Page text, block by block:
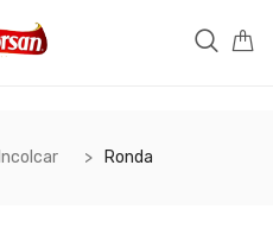
Incolcar Ronda